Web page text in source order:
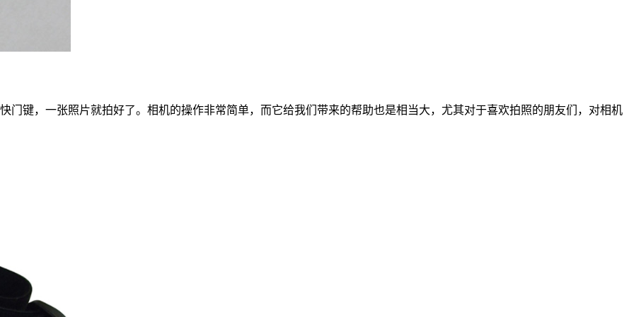
门键，一张照片就拍好了。相机的操作非常简单，而它给我们带来的帮助也是相当大，尤其对于喜欢拍照的朋友们，对相机